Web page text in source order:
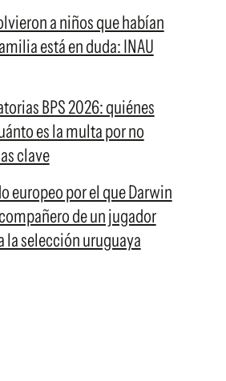
a niños que habían
está en duda: INAU
BPS 2026: quiénes
es la multa por no
clave
europeo por el que Darwin
de un jugador
la selección uruguaya